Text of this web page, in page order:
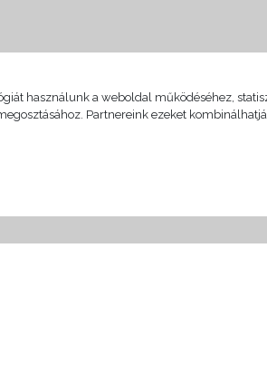
használunk a weboldal működéséhez,
Partnereink ezeket